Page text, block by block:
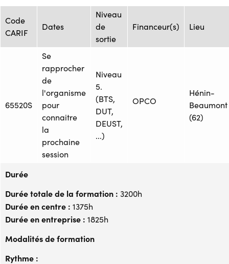
Code
CARIF
Dates
Niveau
de
sortie
Financeur(s) Lieu
65520S
Se
rapprocher
de
l'organisme
pour
connaitre
la
prochaine
session
Niveau
5.
(BTS,
DUT,
DEUST,
...)
OPCO
Hénin-
Beaumont
(62)
Durée
Durée totale de la formation : 3200h
Durée en centre : 1375h
Durée en entreprise : 1825h
Modalités de formation
Rythme :